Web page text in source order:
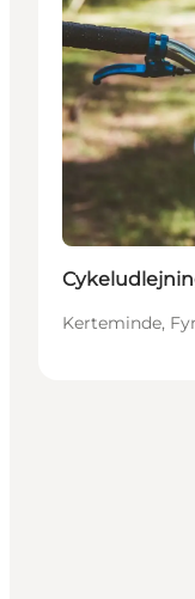
Kerteminde,